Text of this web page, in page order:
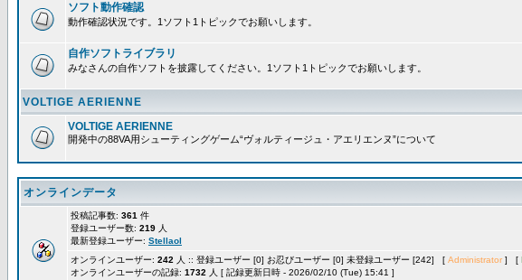
ソフト動作確認
動作確認状況です。1ソフト1トピックでお願いします。
自作ソフトライブラリ
みなさんの自作ソフトを披露してください。1ソフト1トピックでお願いします。
VOLTIGE AERIENNE
VOLTIGE AERIENNE
開発中の88VA用シューティングゲーム“ヴォルティージュ・アエリエンヌ”について
オンラインデータ
投稿記事数: 361 件
登録ユーザー数: 219 人
最新登録ユーザー: Stellaol
オンラインユーザー: 242 人 :: 登録ユーザー [0] お忍びユーザー [0] 未登録ユーザー [242] [ Administrator ] [
オンラインユーザーの記録: 1732 人 [ 記録更新日時 - 2026/02/10 (Tue) 15:41 ]